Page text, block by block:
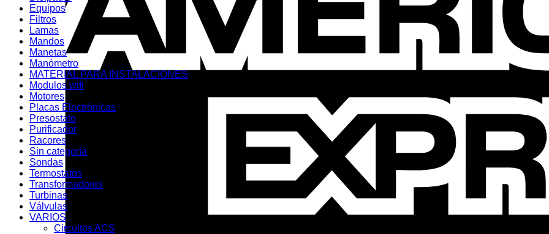
Equipos
Filtros
Lamas
Mandos
Manetas
Manómetro
MATERIAL PARA INSTALACIONES
Modulos wifi
Motores
Placas Electrónicas
Presostato
Purificador
Racores
Sin categoría
Sondas
Termostatos
Transformadores
Turbinas
Válvulas
VARIOS
Circuitos ACS